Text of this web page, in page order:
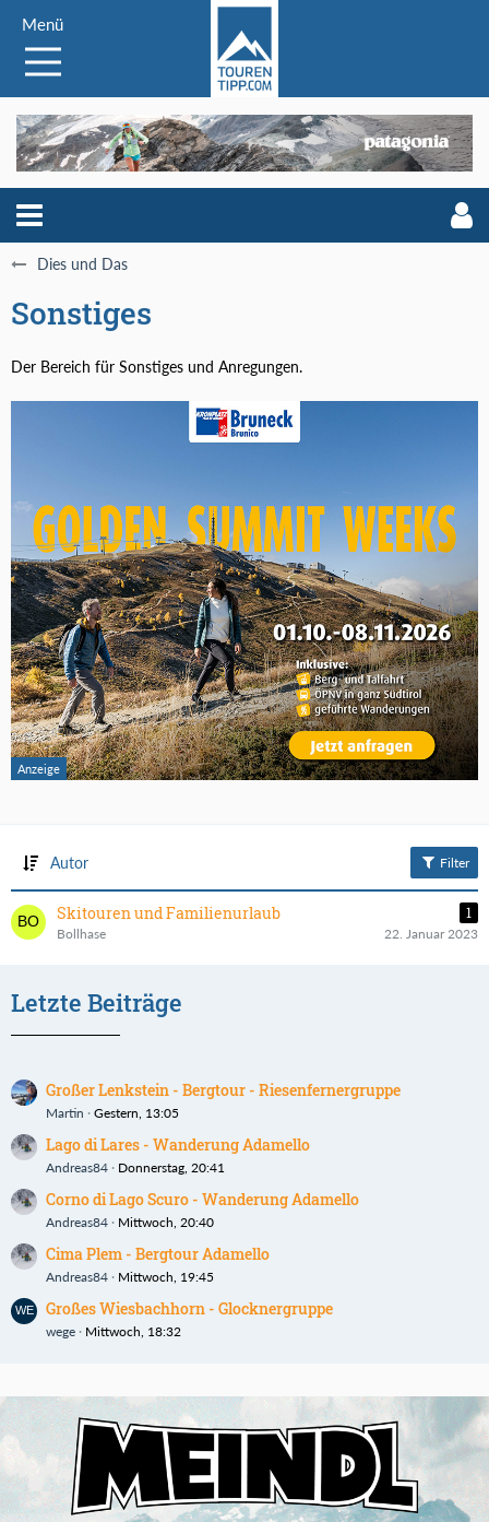
Menü
Dies und Das
Sonstiges
Der Bereich für Sonstiges und Anregungen.
Autor Filter
Skitouren und Familienurlaub 1
Bollhase 22. Januar 2023
Letzte Beiträge
Großer Lenkstein - Bergtour - Riesenfernergruppe
Martin Gestern, 13:05
Lago di Lares - Wanderung Adamello
Andreas84 Donnerstag, 20:41
Corno di Lago Scuro - Wanderung Adamello
Andreas84 Mittwoch, 20:40
Cima Plem - Bergtour Adamello
Andreas84 Mittwoch, 19:45
Großes Wiesbachhorn - Glocknergruppe
wege Mittwoch, 18:32